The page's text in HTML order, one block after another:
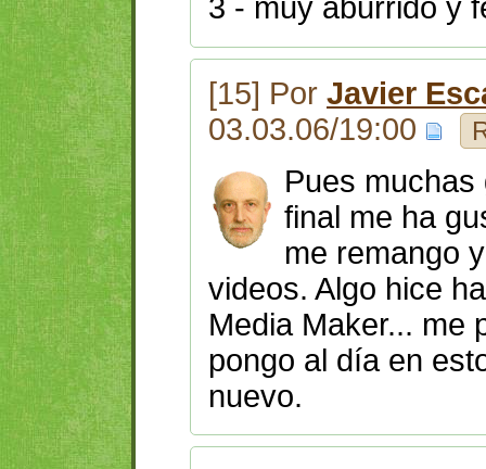
3 - muy aburrido y
[15] Por Javier
03.03.06/19:00
Pues
final me ha
me remango
videos. Algo hice
Media Maker... me
pongo al día en
nuevo.